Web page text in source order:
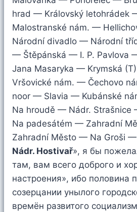
hrad — Královský letohrádek
Malostranské nám. —
Národní divadlo — Národní
— Štěpánská — I. P. Pavlova
Jana Masaryka — Krymská
Vršovické nám. — Čechovo
noor — Slavia — Kubánské
Na hroudě — Nádr.
Na padesátém — Zahradní
Zahradní Město — Na Groši
Nádr. Hostivař», я бы
там, вам всего доброго и
настроения», ибо половина
созерцании унылого
времён развитого